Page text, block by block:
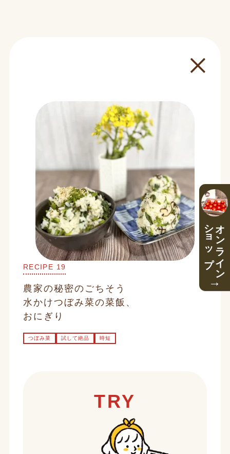
オンライン
ショップ
→
RECIPE 19
農家の秘密のごちそう
水かけつぼみ菜の菜飯、
おにぎり
つぼみ菜 試して絶品 時短
TRY